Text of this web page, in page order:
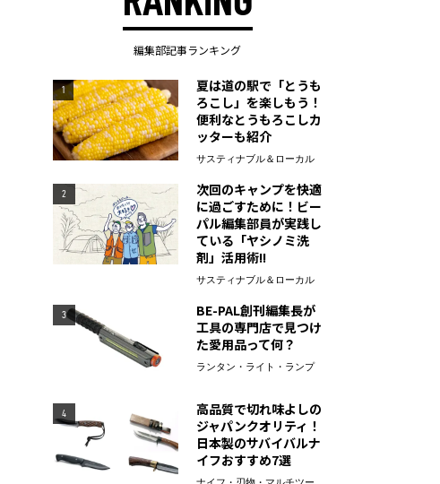
編集部記事ランキング
1
夏は道の駅で「とうも
ろこし」を楽しもう！
便利なとうもろこしカ
ッターも紹介
サスティナブル＆ローカル
2
次回のキャンプを快適
に過ごすために！ビー
パル編集部員が実践し
ている「ヤシノミ洗
剤」活用術!!
サスティナブル＆ローカル
3
BE-PAL創刊編集長が
工具の専門店で見つけ
た愛用品って何？
ランタン・ライト・ランプ
4
高品質で切れ味よしの
ジャパンクオリティ！
日本製のサバイバルナ
イフおすすめ7選